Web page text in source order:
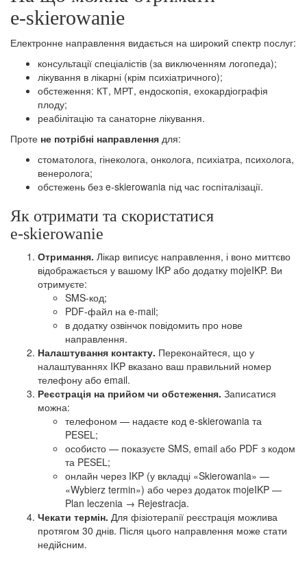
e‑skierowanie
Електронне направлення видається на широкий спектр послуг:
консультації спеціалістів (за виключенням логопеда);
лікування в лікарні (крім психіатричного);
обстеження: КТ, МРТ, ендоскопія, ехокардіографія
плоду;
реабілітацію та санаторне лікування.
Проте не потрібні направлення для:
стоматолога, гінеколога, онколога, психіатра, психолога,
венеролога;
обстежень без e‑skierowania під час госпіталізації.
Як отримати та скористатися
e‑skierowanie
Отримання. Лікар виписує направлення, і воно миттєво
відображається у вашому IKP або додатку mojeIKP. Ви
отримуєте:
SMS‑код;
PDF‑файл на e‑mail;
в додатку озвінчок повідомить про нове
направлення.
Налаштування контакту. Переконайтеся, що у
налаштуваннях IKP вказано ваш правильний номер
телефону або email.
Реєстрація на прийом чи обстеження. Записатися
можна:
телефоном — надаєте код e‑skierowania та
PESEL;
особисто — показуєте SMS, email або PDF з кодом
та PESEL;
онлайн через IKP (у вкладці «Skierowania» —
«Wybierz termin») або через додаток mojeIKP —
Plan leczenia → Rejestracja.
Чекати термін. Для фізіотерапії реєстрація можлива
протягом 30 днів. Після цього направлення може стати
недійсним.